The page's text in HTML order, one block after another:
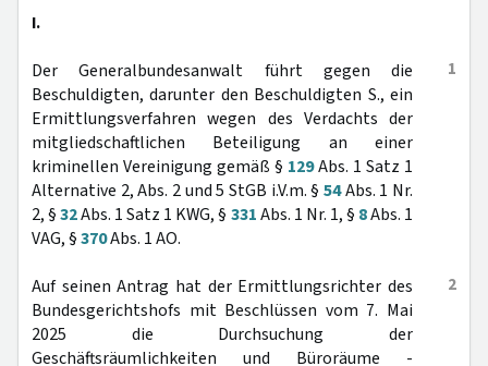
I.
1
Der Generalbundesanwalt führt gegen die
Beschuldigten, darunter den Beschuldigten S., ein
Ermittlungsverfahren wegen des Verdachts der
mitgliedschaftlichen Beteiligung an einer
kriminellen Vereinigung gemäß § 129Abs. 1 Satz 1
Alternative 2, Abs. 2 und 5 StGB i.V.m. § 54Abs. 1 Nr.
2, §32Abs. 1 Satz 1 KWG, § 331Abs. 1 Nr. 1, § 8Abs. 1
VAG, §370Abs. 1 AO.
2
Auf seinen Antrag hat der Ermittlungsrichter des
Bundesgerichtshofs mit Beschlüssen vom 7. Mai
2025 die Durchsuchung der
Geschäftsräumlichkeiten und Büroräume -